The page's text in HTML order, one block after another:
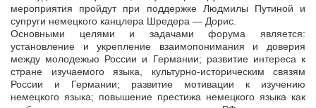
мероприятия пройдут при поддержке Людмилы Путиной и
супруги немецкого канцлера Шредера — Дорис.
Основными целями и задачами форума является:
установление и укрепление взаимопонимания и доверия
между молодежью России и Германии; развитие интереса к
стране изучаемого языка, культурно-историческим связям
России и Германии; развитие мотивации к изучению
немецкого языка; повышение престижа немецкого языка как